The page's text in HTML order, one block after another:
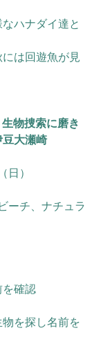
ハナダイ達と
は回遊魚が見
物捜索に磨き
大瀬崎
日）
ーチ、ナチュラ
を確認
を探し名前を